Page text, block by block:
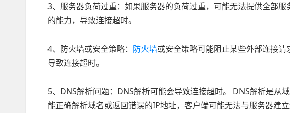
3、服务器负荷过重：如果服务器的负荷过重，可能无法提供全部
的能力，导致连接超时。
4、防火墙或安全策略： 防火墙或安全策略可能阻止某些外部连接
导致连接超时。
5、DNS解析问题：DNS解析可能会导致连接超时。 DNS解析是从
能正确解析域名或返回错误的IP地址，客户端可能无法与服务器建立